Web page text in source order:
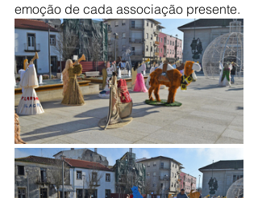
emoção de cada associação presente.